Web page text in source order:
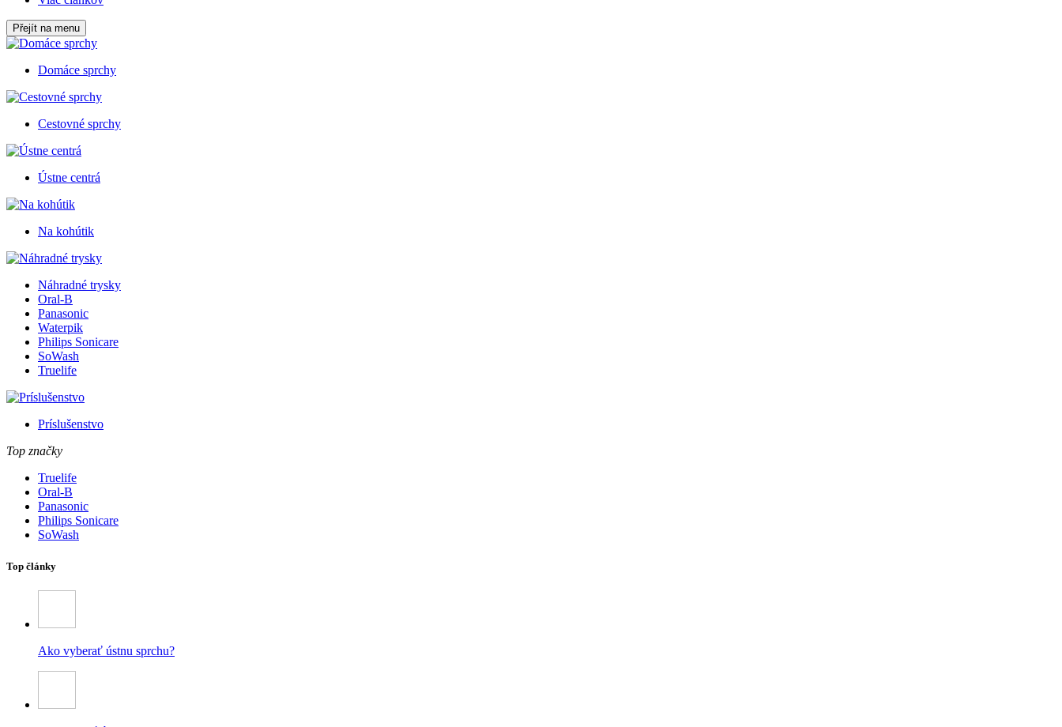
Přejít na menu
Domáce sprchy
Cestovné sprchy
Ústne centrá
Na kohútik
Náhradné trysky
Oral-B
Panasonic
Waterpik
Philips Sonicare
SoWash
Truelife
Príslušenstvo
Top značky
Truelife
Oral-B
Panasonic
Philips Sonicare
SoWash
Top články
Ako vyberať ústnu sprchu?